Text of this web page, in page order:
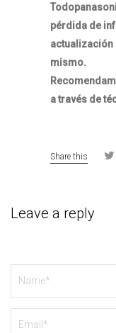
pérdida de
actualización
mismo.
a través de
Share this
Leave a reply